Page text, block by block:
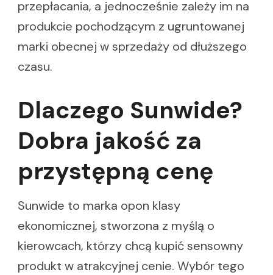
przepłacania, a jednocześnie zależy im na
produkcie pochodzącym z ugruntowanej
marki obecnej w sprzedaży od dłuższego
czasu.
Dlaczego Sunwide?
Dobra jakość za
przystępną cenę
Sunwide to marka opon klasy
ekonomicznej, stworzona z myślą o
kierowcach, którzy chcą kupić sensowny
produkt w atrakcyjnej cenie. Wybór tego